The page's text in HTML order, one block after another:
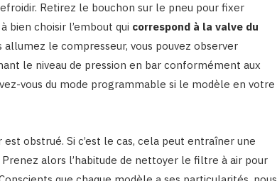
Retirez le bouchon sur le pneu pour fixer
bien choisir l’embout qui correspond à la valve du
allumez le compresseur, vous pouvez observer
le niveau de pression en bar conformément aux
vous du mode programmable si le modèle en votre
obstrué. Si c’est le cas, cela peut entraîner une
alors l’habitude de nettoyer le filtre à air pour